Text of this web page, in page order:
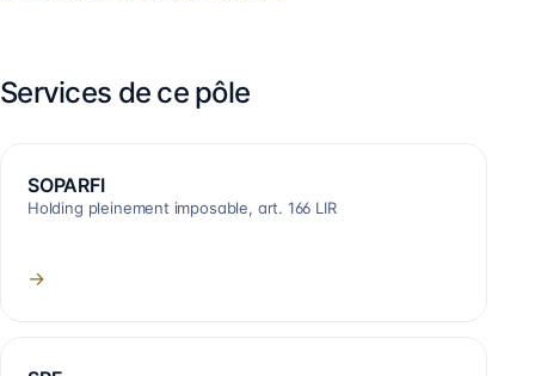
Services de ce pôle
SOPARFI
Holding pleinement imposable, art. 166 LIR
→